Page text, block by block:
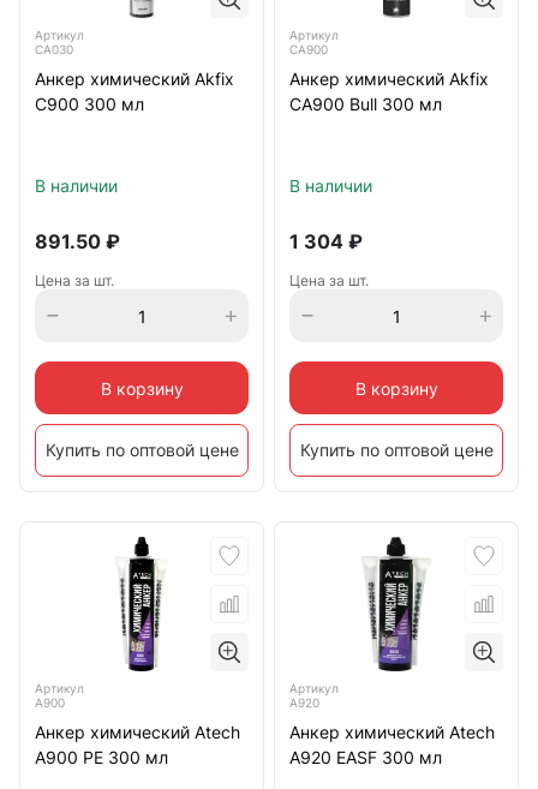
Артикул
CA030
Анкер химический Akfix
C900 300 мл
В наличии
891.50 ₽
Цена за шт.
В корзину
Купить по оптовой цене
Артикул
CA900
Анкер химический Akfix
CA900 Bull 300 мл
В наличии
1 304 ₽
Цена за шт.
В корзину
Купить по оптовой цене
Артикул
A900
Анкер химический Atech
A900 PE 300 мл
Артикул
A920
Анкер химический Atech
A920 EASF 300 мл